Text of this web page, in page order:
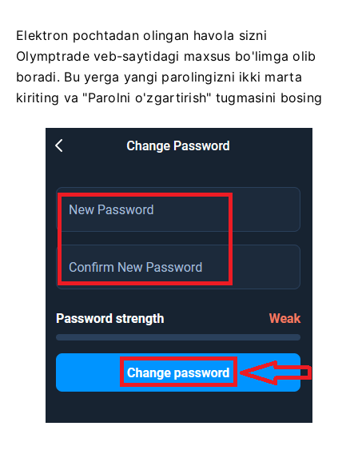
Elektron pochtadan olingan havola sizni
Olymptrade veb-saytidagi maxsus bo'limga olib
boradi. Bu yerga yangi parolingizni ikki marta
kiriting va "Parolni o'zgartirish" tugmasini bosing